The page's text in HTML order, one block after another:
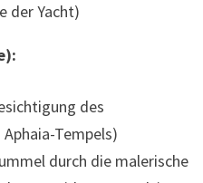
der Yacht)
des
Tempels)
durch die malerische